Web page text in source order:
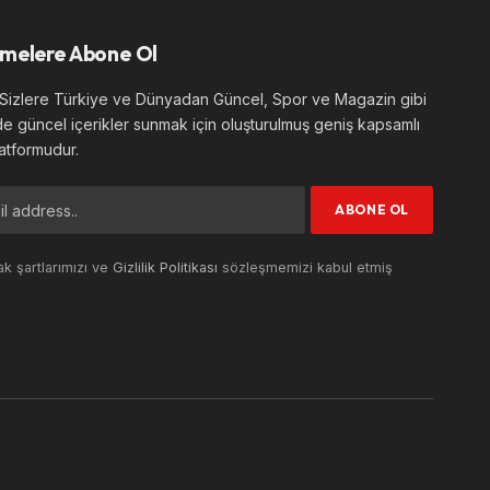
Abone Ol
Türkiye ve Dünyadan Güncel, Spor ve Magazin gibi
güncel içerikler sunmak için oluşturulmuş geniş kapsamlı
şartlarımızı ve Gizlilik Politikası sözleşmemizi kabul etmiş